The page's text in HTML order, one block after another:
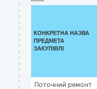
КОНКРЕТНА НАЗВА
ПРЕДМЕТА
ЗАКУПІВЛІ
Поточний ремонт